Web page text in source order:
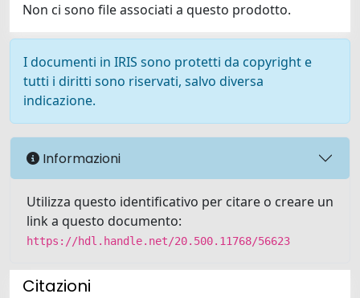
Non ci sono file associati a questo prodotto.
I documenti in IRIS sono protetti da copyright e
tutti i diritti sono riservati, salvo diversa
indicazione.
Informazioni
Utilizza questo identificativo per citare o creare un
link a questo documento:
https://hdl.handle.net/20.500.11768/56623
Citazioni